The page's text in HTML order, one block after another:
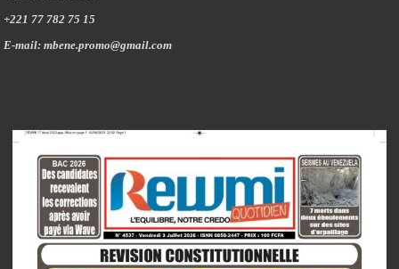
+221 77 782 75 15
E-mail: mbene.promo@gmail.com